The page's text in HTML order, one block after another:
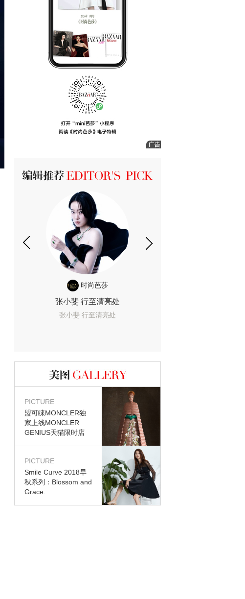
时尚芭莎
张小斐 行至清亮处
张小斐 行至清亮处
图库
PICTURE
盟可睐MONCLER独
家上线MONCLER
GENIUS天猫限时店
PICTURE
Smile Curve 2018早
秋系列：Blossom and
Grace.